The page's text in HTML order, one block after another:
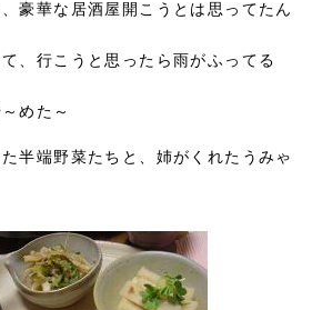
豪華な居酒屋開こうとは思ってたん
、行こうと思ったら雨がふってる
めた～
半端野菜たちと、姉がくれたうみゃ